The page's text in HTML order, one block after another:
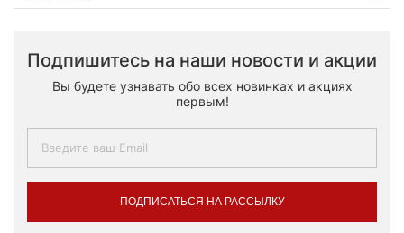
Подпишитесь на наши новости и акции
Вы будете узнавать обо всех новинках и акциях
первым!
ПОДПИСАТЬСЯ НА РАССЫЛКУ